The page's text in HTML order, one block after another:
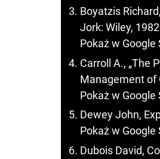
Boyatzis
Jork: Wiley,
Pokaż w Google
Carroll A., „The
Management of
Pokaż w Google
Dewey John,
Pokaż w Google
Dubois David,